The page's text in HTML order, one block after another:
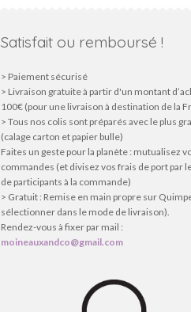
Satisfait ou remboursé !
> Paiement sécurisé
> Livraison gratuite à partir d'un montant
100€ (pour une livraison à destination de la
> Tous nos colis sont préparés avec le plus
(calage carton et papier bulle)
Faites un geste pour la planète : mutualisez
commandes (et divisez vos frais de port par
de participants à la commande)
> Gratuit : Remise en main propre sur
sélectionner dans le mode de livraison).
Rendez-vous à fixer par mail :
moineauxandco@gmail.com